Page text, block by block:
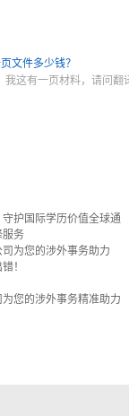
文件多少钱？
我这有一页材料，请问
护国际学历价值全球通
服务
为您的涉外事务助力
！
您的涉外事务精准助力